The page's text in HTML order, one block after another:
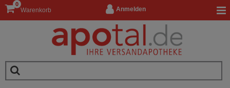
Anmelden
Warenkorb
0